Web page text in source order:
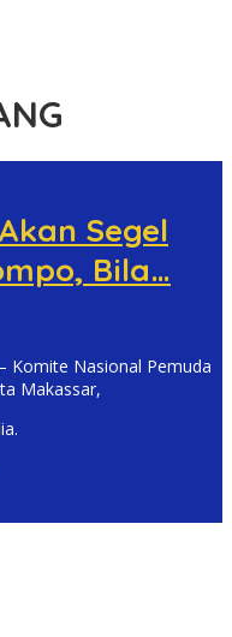
Segel
Bila…
Komite Nasional Pemuda
Makassar,